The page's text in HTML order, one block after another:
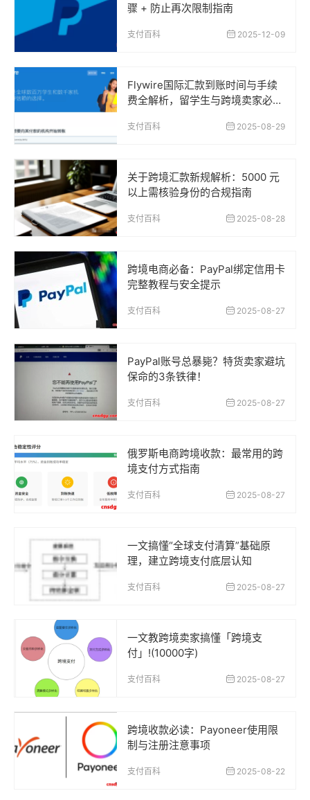
骤 + 防止再次限制指南
支付百科 2025-12-09
Flywire国际汇款到账时间与手续
费全解析，留学生与跨境卖家必读
支付百科 2025-08-29
关于跨境汇款新规解析：5000 元
以上需核验身份的合规指南
支付百科 2025-08-28
跨境电商必备：PayPal绑定信用卡
完整教程与安全提示
支付百科 2025-08-27
PayPal账号总暴毙？特货卖家避坑
保命的3条铁律！
支付百科 2025-08-27
俄罗斯电商跨境收款：最常用的跨
境支付方式指南
支付百科 2025-08-27
一文搞懂“全球支付清算”基础原
理，建立跨境支付底层认知
支付百科 2025-08-27
一文教跨境卖家搞懂「跨境支
付」!(10000字)
支付百科 2025-08-27
跨境收款必读：Payoneer使用限
制与注册注意事项
支付百科 2025-08-22